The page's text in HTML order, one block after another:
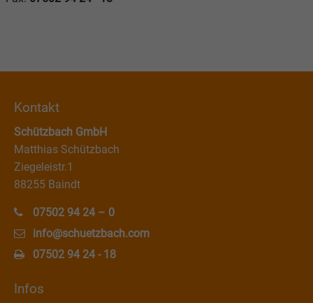
About us
sociis natoque penatibus et magnis dis parturient
montes, nascetur ridiculus mus. Donec quam felis,
ultricies nec.
Kontakt
Schützbach GmbH
Matthias Schützbach
Ziegeleistr.1
88255 Baindt
07502 94 24 – 0
info@schuetzbach.com
07502 94 24 - 18
Infos